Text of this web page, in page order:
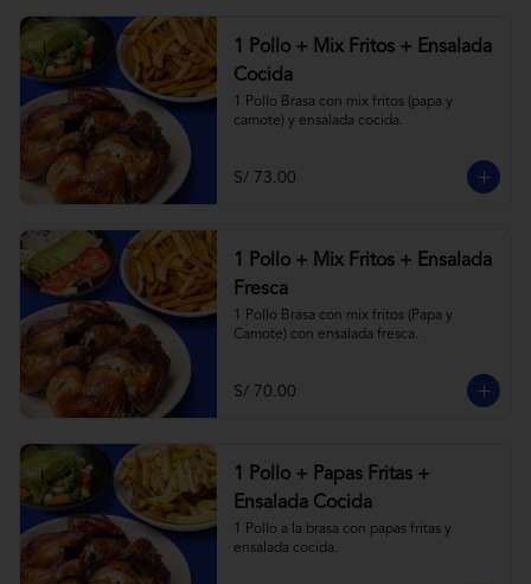
1 Pollo + Mix Fritos + Ensalada
Cocida
1 Pollo Brasa con mix fritos (papa y
camote) y ensalada cocida.
S/ 73.00
1 Pollo + Mix Fritos + Ensalada
Fresca
1 Pollo Brasa con mix fritos (Papa y
Camote) con ensalada fresca.
S/ 70.00
1 Pollo + Papas Fritas +
Ensalada Cocida
1 Pollo a la brasa con papas fritas y
ensalada cocida.